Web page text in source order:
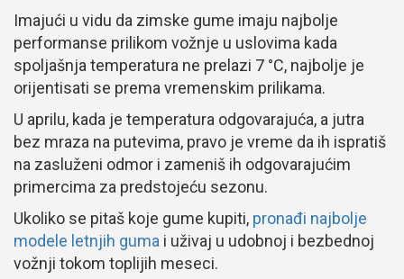
Imajući u vidu da zimske gume imaju najbolje
performanse prilikom vožnje u uslovima kada
spoljašnja temperatura ne prelazi 7 °C, najbolje je
orijentisati se prema vremenskim prilikama.
U aprilu, kada je temperatura odgovarajuća, a jutra
bez mraza na putevima, pravo je vreme da ih ispratiš
na zasluženi odmor i zameniš ih odgovarajućim
primercima za predstojeću sezonu.
Ukoliko se pitaš koje gume kupiti, pronađi najbolje
modele letnjih guma i uživaj u udobnoj i bezbednoj
vožnji tokom toplijih meseci.